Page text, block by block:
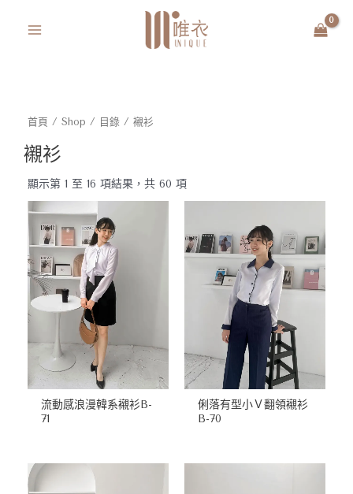
首頁 / Shop / 目錄 / 襯衫
襯衫
顯示第 1 至 16 項結果，共 60 項最
項
序
流動感浪漫韓系襯衫B-
71
俐落有型小Ｖ翻領襯衫
B-70